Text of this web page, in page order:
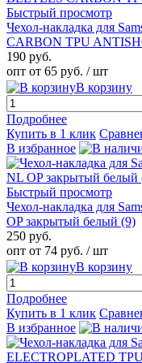
Быстрый просмотр
Чехол-накладка для
CARBON TPU
190 руб.
опт от 65 руб. / шт
В корзину
Подробнее
Купить в 1 клик
В избранное
Быстрый просмотр
Чехол-накладка для
OP закрытый белый (9)
250 руб.
опт от 74 руб. / шт
В корзину
Подробнее
Купить в 1 клик
В избранное